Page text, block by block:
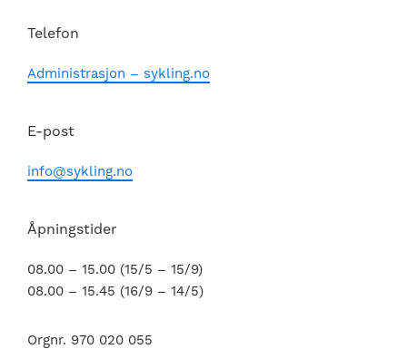
Telefon
Administrasjon – sykling.no
E-post
info@sykling.no
Åpningstider
08.00 – 15.00 (15/5 – 15/9)
08.00 – 15.45 (16/9 – 14/5)
Orgnr. 970 020 055